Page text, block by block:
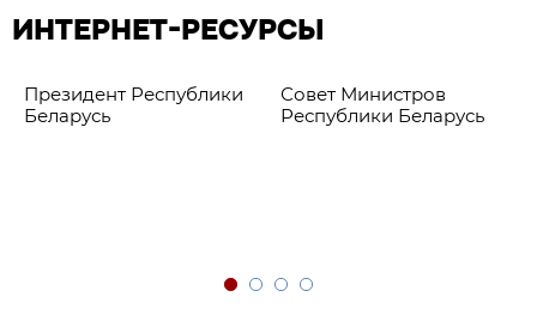
ИНТЕРНЕТ-РЕСУРСЫ
Президент Республики
Беларусь
Совет Министров
Республики Беларусь